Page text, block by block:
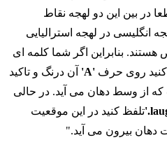
در بین این دو لهجه نقاط
در لهجه استرالیایی
هستند. بنابراین اگر شما کلمه ای
روی حرف 'A'
آن درنگ و تاکید
از وسط دهان می آید. در حالی
تلفظ کنید در این موقعیت
دهان بیرون می آید."